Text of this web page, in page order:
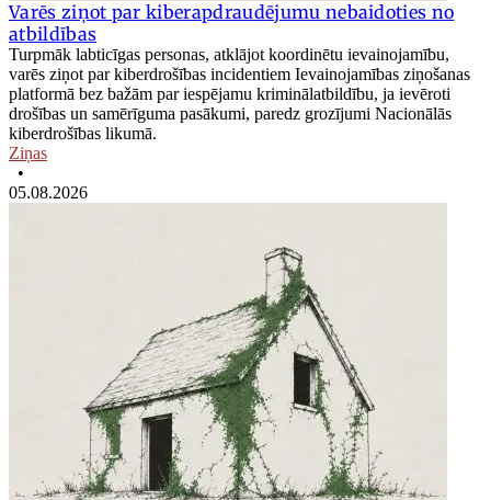
Varēs ziņot par kiberapdraudējumu nebaidoties no
atbildības
Turpmāk labticīgas personas, atklājot koordinētu ievainojamību,
varēs ziņot par kiberdrošības incidentiem Ievainojamības ziņošanas
platformā bez bažām par iespējamu kriminālatbildību, ja ievēroti
drošības un samērīguma pasākumi, paredz grozījumi Nacionālās
kiberdrošības likumā.
Ziņas
•
05.08.2026